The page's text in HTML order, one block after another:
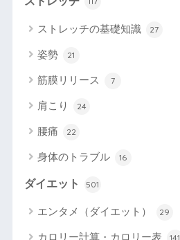
ストレッチの基礎知識 27
姿勢 21
筋膜リリース 7
肩こり 24
腰痛 22
身体のトラブル 16
ダイエット 501
エンタメ（ダイエット） 29
カロリー計算・カロリー表 141